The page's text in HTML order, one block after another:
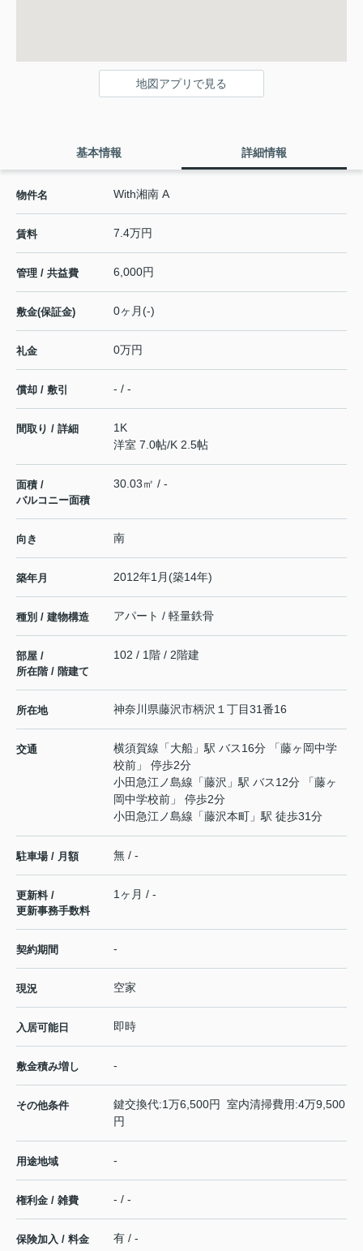
地図アプリで見る
基本情報 詳細情報
物件名 With湘南 A
賃料 7.4万円
管理 / 共益費 6,000円
敷金(保証金) 0ヶ月(-)
礼金 0万円
償却 / 敷引 - / -
間取り / 詳細
1K
洋室 7.0帖/K 2.5帖
面積 /
バルコニー面積
30.03㎡ / -
向き 南
築年月 2012年1月(築14年)
種別 / 建物構造 アパート / 軽量鉄骨
部屋 /
所在階 / 階建て
102 / 1階 / 2階建
所在地 神奈川県藤沢市柄沢 １丁目31番16
交通 横須賀線 「大船 」駅 バス16分 「藤ヶ岡中学
校前」 停歩2分
小田急江ノ島線 「藤沢 」駅 バス12分 「藤ヶ
岡中学校前」 停歩2分
小田急江ノ島線 「藤沢本町 」駅 徒歩31分
駐車場 / 月額 無 / -
更新料 /
更新事務手数料
1ヶ月 / -
契約期間 -
現況 空家
入居可能日 即時
敷金積み増し -
その他条件
鍵交換代:1万6,500円 室内清掃費用:4万9,500
円
用途地域 -
権利金 / 雑費 - / -
保険加入 / 料金 有 / -